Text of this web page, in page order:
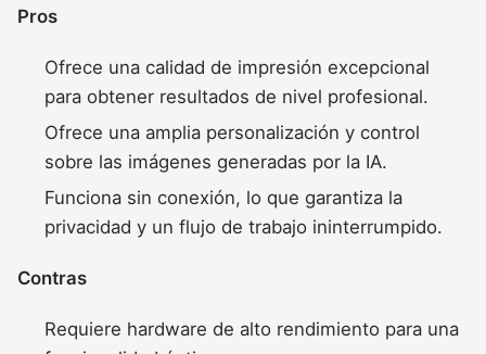
Pros
Ofrece una calidad de impresión excepcional
para obtener resultados de nivel profesional.
Ofrece una amplia personalización y control
sobre las imágenes generadas por la IA.
Funciona sin conexión, lo que garantiza la
privacidad y un flujo de trabajo ininterrumpido.
Contras
Requiere hardware de alto rendimiento para una